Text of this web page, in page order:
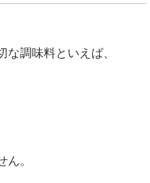
調味料といえば、
。